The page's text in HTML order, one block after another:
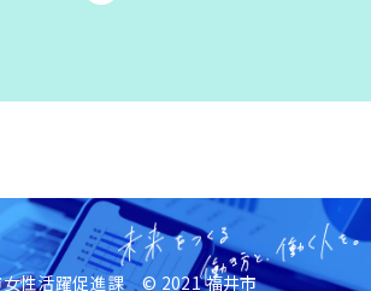
性活躍促進課© 2021 福井市